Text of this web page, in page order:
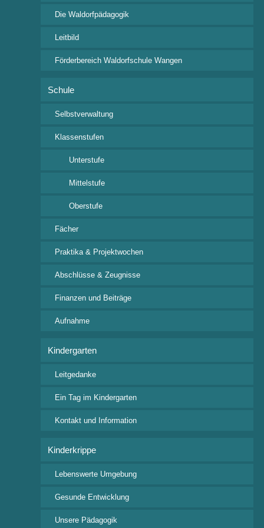
Die Waldorfpädagogik
Leitbild
Förderbereich Waldorfschule Wangen
Schule
Selbstverwaltung
Klassenstufen
Unterstufe
Mittelstufe
Oberstufe
Fächer
Praktika & Projektwochen
Abschlüsse & Zeugnisse
Finanzen und Beiträge
Aufnahme
Kindergarten
Leitgedanke
Ein Tag im Kindergarten
Kontakt und Information
Kinderkrippe
Lebenswerte Umgebung
Gesunde Entwicklung
Unsere Pädagogik
Schul-Leben
Klassenspiel – Archiv
Ferienkalender 2026/2027
Veranstaltungsübersicht
Freie Waldorfschule Wangen e.V.
88239 Wangen im Allgäu
Fax: +49 7522 9318 24
Wichtige Downloads
Aufnahmeanfrage
Veranstaltungskalender
Ferienkalender 2026/2027
Interessante Links
Bund der Freien Waldorfschulen